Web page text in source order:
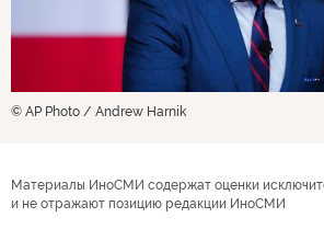
© AP Photo / Andrew Harnik
Материалы ИноСМИ содержат оценки
и не отражают позицию редакции ИноСМИ